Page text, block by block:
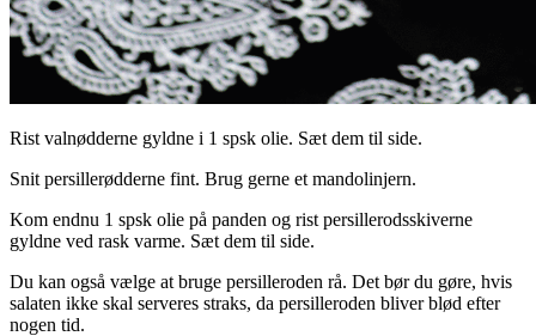
Rist valnødderne gyldne i 1 spsk olie. Sæt dem til side.
Snit persillerødderne fint. Brug gerne et mandolinjern.
Kom endnu 1 spsk olie på panden og rist persillerodsskiverne
gyldne ved rask varme. Sæt dem til side.
Du kan også vælge at bruge persilleroden rå. Det bør du gøre, hvis
salaten ikke skal serveres straks, da persilleroden bliver blød efter
nogen tid.